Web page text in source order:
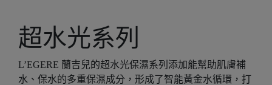
超水光系列
L’EGERE 蘭吉兒的超水光保濕系列添加能幫助肌膚補
水、保水的多重保濕成分，形成了智能黃金水循環，打